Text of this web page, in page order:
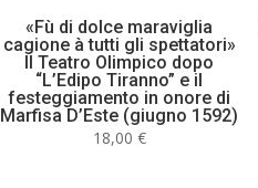
«Fù di dolce maraviglia
cagione à tutti gli spettatori»
Il Teatro Olimpico dopo
“L’Edipo Tiranno” e il
festeggiamento in onore di
Marfisa D’Este (giugno 1592)
18,00 €